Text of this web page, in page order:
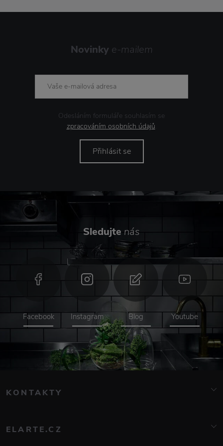
Novinky e-mailem
Odesláním formuláře souhlasím se
zpracováním osobních údajů.
Přihlásit se
Sledujte nás
Facebook Instagram Blog Youtube
KONTAKTY
776 081 000
ELARTE.CZ